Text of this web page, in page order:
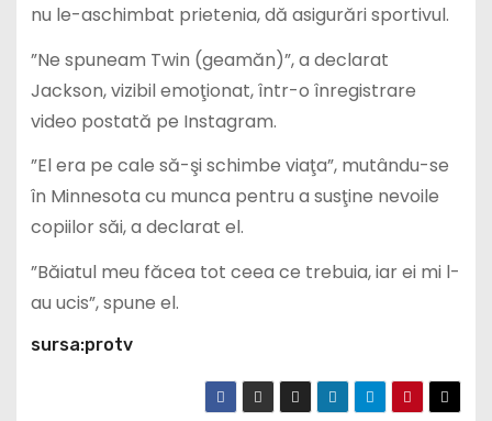
nu le-aschimbat prietenia, dă asigurări sportivul.
”Ne spuneam Twin (geamăn)”, a declarat
Jackson, vizibil emoţionat, într-o înregistrare
video postată pe Instagram.
”El era pe cale să-şi schimbe viaţa”, mutându-se
în Minnesota cu munca pentru a susţine nevoile
copiilor săi, a declarat el.
”Băiatul meu făcea tot ceea ce trebuia, iar ei mi l-
au ucis”, spune el.
sursa:protv